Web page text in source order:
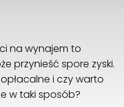
na wynajem to
przynieść spore zyski.
i czy warto
w taki sposób?